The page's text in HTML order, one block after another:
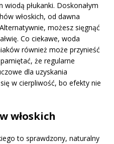
płukanki. Doskonałym
włoskich, od dawna
możesz sięgnąć
Co ciekawe, woda
również może przynieść
że regularne
dla uzyskania
w cierpliwość, bo efekty nie
włoskich
to sprawdzony, naturalny